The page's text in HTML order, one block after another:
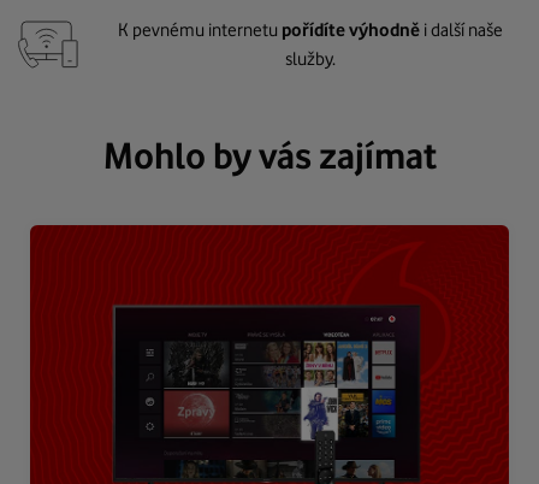
K pevnému internetu pořídíte výhodně i další naše
služby.
Mohlo by vás zajímat